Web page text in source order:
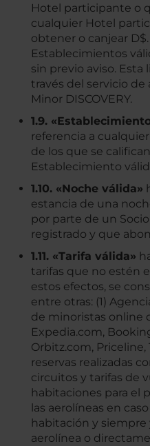
Hotel participante o
cualquier Hotel
obtener o canjear
Establecimientos
sin previo aviso. Esta
través del servicio
Minor DISCOVERY.
1.9.
referencia a
de los que se
Establecimiento
1.10. «Noche válida»
estancia de una
por parte de un
registrado y que
1.11. «Tarifa válida»
tarifas que no estén
estos efectos, se
entre otras: (1)
de minoristas online
Expedia.com,
Orbitz.com, Priceline,
reservas realizadas
circuitos y tarifas de
habitaciones para el
las aerolíneas en
habitación y siempre
aerolínea o